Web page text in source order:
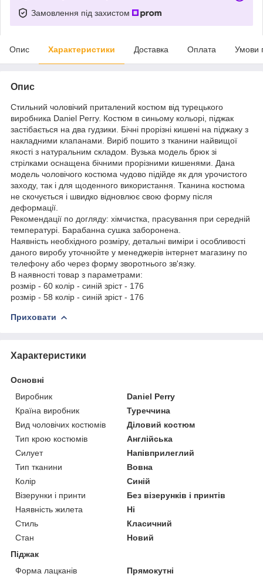
Замовлення під захистом
Опис Характеристики Доставка Оплата Умови
Опис
Стильний чоловічий приталений костюм від турецького
виробника Daniel Perry. Костюм в синьому кольорі, піджак
застібається на два гудзики. Бічні прорізні кишені на піджаку з
накладними клапанами. Виріб пошито з тканини найвищої
якості з натуральним складом. Вузька модель брюк зі
стрілками оснащена бічними прорізними кишенями. Дана
модель чоловічого костюма чудово підійде як для урочистого
заходу, так і для щоденного використання. Тканина костюма
не скочується і швидко відновлює свою форму після
деформації.
Рекомендації по догляду: хімчистка, прасування при середній
температурі. Барабанна сушка заборонена.
Наявність необхідного розміру, детальні виміри і особливості
даного виробу уточнюйте у менеджерів інтернет магазину по
телефону або через форму зворотнього зв'язку.
В наявності товар з параметрами:
розмір - 60 колір - синій зріст - 176
розмір - 58 колір - синій зріст - 176
Приховати
Характеристики
Основні
Виробник
Daniel Perry
Країна виробник
Туреччина
Вид чоловічих костюмів
Діловий костюм
Тип крою костюмів
Англійська
Силует
Напівприлеглий
Тип тканини
Вовна
Колір
Синій
Візерунки і принти
Без візерунків і принтів
Наявність жилета
Ні
Стиль
Класичний
Стан
Новий
Піджак
Форма лацканів
Прямокутні